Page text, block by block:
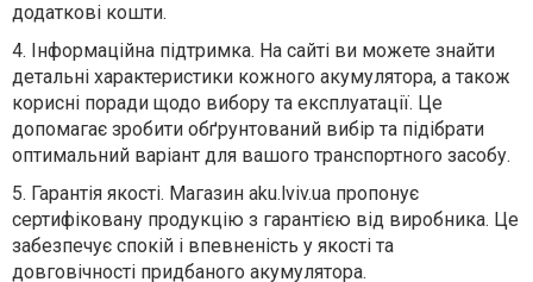
додаткові кошти.
4. Інформаційна підтримка. На сайті ви можете знайти
детальні характеристики кожного акумулятора, а також
корисні поради щодо вибору та експлуатації. Це
допомагає зробити обґрунтований вибір та підібрати
оптимальний варіант для вашого транспортного засобу.
5. Гарантія якості. Магазин aku.lviv.ua пропонує
сертифіковану продукцію з гарантією від виробника. Це
забезпечує спокій і впевненість у якості та
довговічності придбаного акумулятора.